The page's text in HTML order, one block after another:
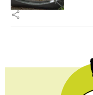
share